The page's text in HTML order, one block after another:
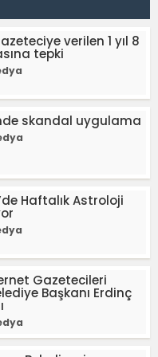
verilen 1 yıl 8
tepki
skandal uygulama
Haftalık Astroloji
Gazetecileri
Başkanı Erdinç